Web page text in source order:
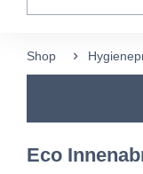
Shop
Eco